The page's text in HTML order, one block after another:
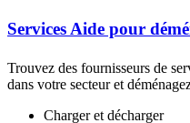
Services Aide pour
Trouvez des fournisseurs de
dans votre secteur et
Charger et décharger